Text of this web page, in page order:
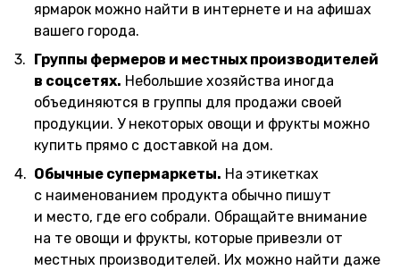
ярмарок можно найти в интернете и на афишах
вашего города.
Группы фермеров и местных производителей
в соцсетях. Небольшие хозяйства иногда
объединяются в группы для продажи своей
продукции. У некоторых овощи и фрукты можно
купить прямо с доставкой на дом.
Обычные супермаркеты. На этикетках
с наименованием продукта обычно пишут
и место, где его собрали. Обращайте внимание
на те овощи и фрукты, которые привезли от
местных производителей. Их можно найти даже